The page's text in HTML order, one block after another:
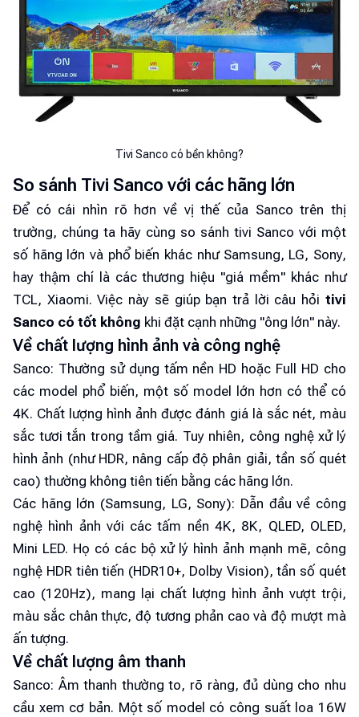
Tivi Sanco có bền không?
So sánh Tivi Sanco với các hãng lớn
Để có cái nhìn rõ hơn về vị thế của Sanco trên thị
trường, chúng ta hãy cùng so sánh tivi Sanco với một
số hãng lớn và phổ biến khác như Samsung, LG, Sony,
hay thậm chí là các thương hiệu "giá mềm" khác như
TCL, Xiaomi. Việc này sẽ giúp bạn trả lời câu hỏi tivi
Sanco có tốt không khi đặt cạnh những "ông lớn" này.
Về chất lượng hình ảnh và công nghệ
Sanco: Thường sử dụng tấm nền HD hoặc Full HD cho
các model phổ biến, một số model lớn hơn có thể có
4K. Chất lượng hình ảnh được đánh giá là sắc nét, màu
sắc tươi tắn trong tầm giá. Tuy nhiên, công nghệ xử lý
hình ảnh (như HDR, nâng cấp độ phân giải, tần số quét
cao) thường không tiên tiến bằng các hãng lớn.
Các hãng lớn (Samsung, LG, Sony): Dẫn đầu về công
nghệ hình ảnh với các tấm nền 4K, 8K, QLED, OLED,
Mini LED. Họ có các bộ xử lý hình ảnh mạnh mẽ, công
nghệ HDR tiên tiến (HDR10+, Dolby Vision), tần số quét
cao (120Hz), mang lại chất lượng hình ảnh vượt trội,
màu sắc chân thực, độ tương phản cao và độ mượt mà
ấn tượng.
Về chất lượng âm thanh
Sanco: Âm thanh thường to, rõ ràng, đủ dùng cho nhu
cầu xem cơ bản. Một số model có công suất loa 16W